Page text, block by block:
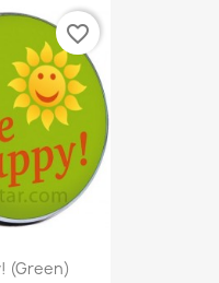
(Green)
favorite_border